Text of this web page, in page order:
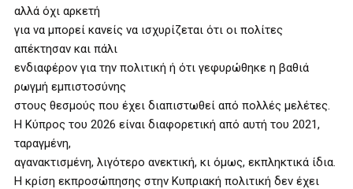
αλλά όχι αρκετή
για να μπορεί κανείς να ισχυρίζεται ότι οι πολίτες
απέκτησαν και πάλι
ενδιαφέρον για την πολιτική ή ότι γεφυρώθηκε η βαθιά
ρωγμή εμπιστοσύνης
στους θεσμούς που έχει διαπιστωθεί από πολλές μελέτες.
Η Κύπρος του 2026 είναι διαφορετική από αυτή του 2021,
ταραγμένη,
αγανακτισμένη, λιγότερο ανεκτική, κι όμως, εκπληκτικά ίδια.
Η κρίση εκπροσώπησης στην Κυπριακή πολιτική δεν έχει